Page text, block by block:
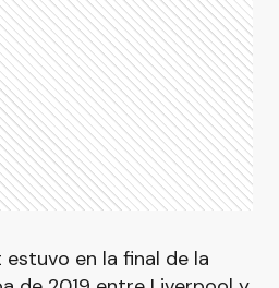
en la final de la